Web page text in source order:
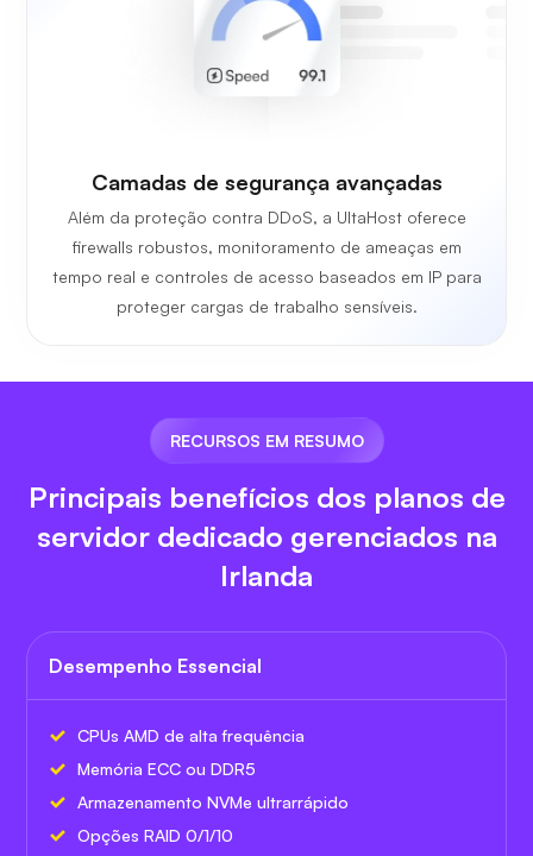
Camadas de segurança avançadas
Além da proteção contra DDoS, a UltaHost oferece
firewalls robustos, monitoramento de ameaças em
tempo real e controles de acesso baseados em IP para
proteger cargas de trabalho sensíveis.
RECURSOS EM RESUMO
Principais benefícios dos planos de
servidor dedicado gerenciados na
Irlanda
Desempenho Essencial
CPUs AMD de alta frequência
Memória ECC ou DDR5
Armazenamento NVMe ultrarrápido
Opções RAID 0/1/10